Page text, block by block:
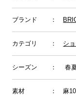
ブランド ：
カテゴリ ： シ
シーズン ： 春
素材 ： 麻